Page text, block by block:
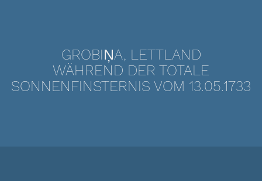
GROBIŅA, LETTLAND
WÄHREND DER TOTALE
SONNENFINSTERNIS VOM 13.05.1733